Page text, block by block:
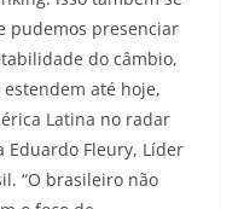
pudemos presenciar
do câmbio,
até hoje,
Latina no radar
Eduardo Fleury, Líder
“O brasileiro não